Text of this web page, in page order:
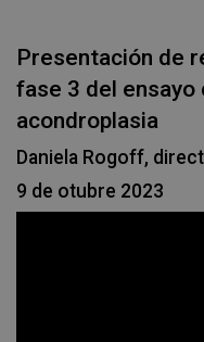
Presentación de
fase 3 del ensayo
acondroplasia
Daniela Rogoff,
9 de otubre 2023